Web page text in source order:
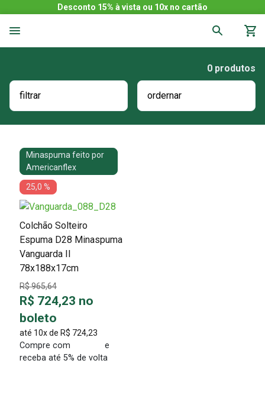
Desconto 15% à vista ou 10x no cartão
0 produtos
filtrar ordernar
Minaspuma feito por
Americanflex
25,0 %
Colchão Solteiro
Espuma D28 Minaspuma
Vanguarda II
78x188x17cm
R$ 965,64
R$ 724,23 no
boleto
até 10x de R$ 724,23
Compre com
e
receba até 5% de volta